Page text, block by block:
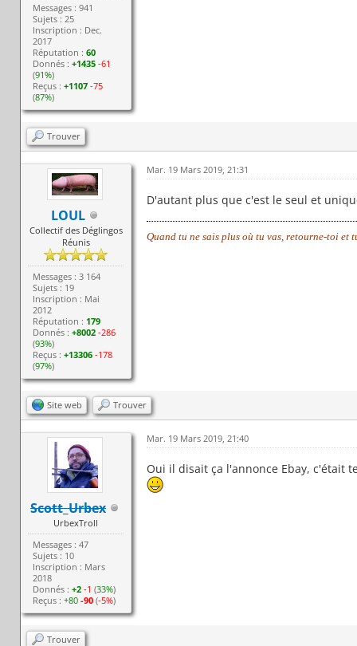
Messages : 941
Sujets : 25
Inscription : Dec.
2017
Réputation :60
Donnés :+1435 -61
(91%)
Reçus :+1107 -75
(87%)
Trouver
LOUL
Collectif des Déglingos
Réunis
Messages : 3 164
Sujets : 19
Inscription : Mai
2012
Réputation : 179
Donnés :+8002 -286
(93%)
Reçus :+13306 -178
(97%)
Mar. 19 Mars 2019, 21:31
D'autant plus que c'est le seul et
Quand tu ne sais plus où tu vas, retourne-toi
Site web Trouver
Scott_Urbex
UrbexTroll
Messages : 47
Sujets : 10
Inscription : Mars
2018
Donnés :+2 -1 (33%)
Reçus :+80 -90 (-5%)
Mar. 19 Mars 2019, 21:40
Oui il disait ça l'annonce Ebay, c'était
Trouver